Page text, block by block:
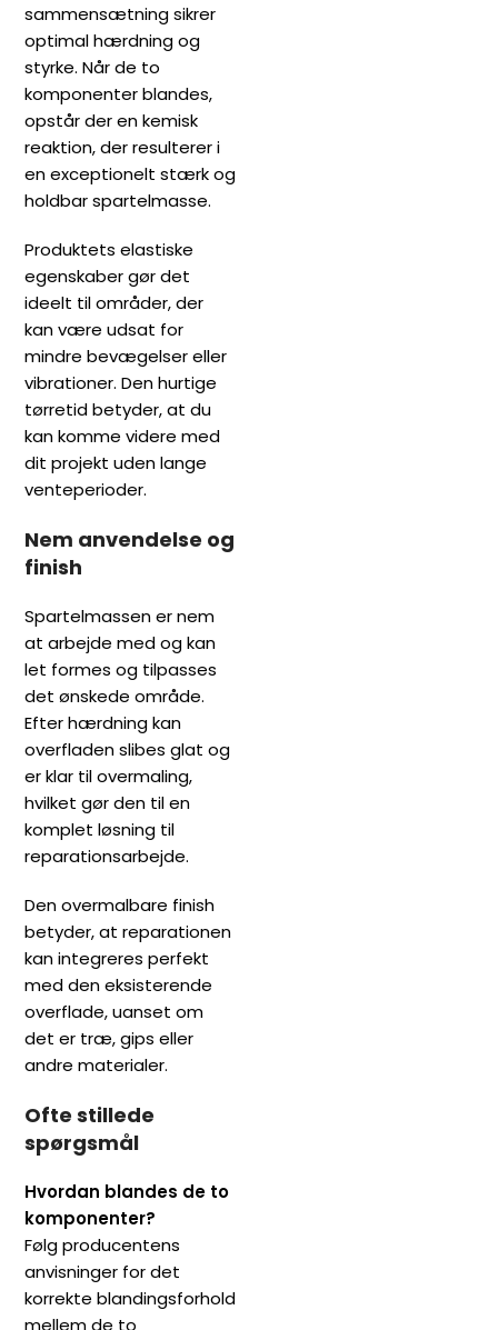
sammensætning sikrer
optimal hærdning og
styrke. Når de to
komponenter blandes,
opstår der en kemisk
reaktion, der resulterer i
en exceptionelt stærk og
holdbar spartelmasse.
Produktets elastiske
egenskaber gør det
ideelt til områder, der
kan være udsat for
mindre bevægelser eller
vibrationer. Den hurtige
tørretid betyder, at du
kan komme videre med
dit projekt uden lange
venteperioder.
Nem anvendelse og
finish
Spartelmassen er nem
at arbejde med og kan
let formes og tilpasses
det ønskede område.
Efter hærdning kan
overfladen slibes glat og
er klar til overmaling,
hvilket gør den til en
komplet løsning til
reparationsarbejde.
Den overmalbare finish
betyder, at reparationen
kan integreres perfekt
med den eksisterende
overflade, uanset om
det er træ, gips eller
andre materialer.
Ofte stillede
spørgsmål
Hvordan blandes de to
komponenter?
Følg producentens
anvisninger for det
korrekte blandingsforhold
mellem de to